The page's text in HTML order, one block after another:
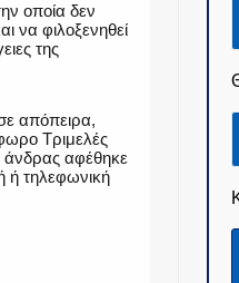
οποία δεν
να φιλοξενηθεί
της
απόπειρα,
Τριμελές
άνδρας αφέθηκε
ή τηλεφωνική